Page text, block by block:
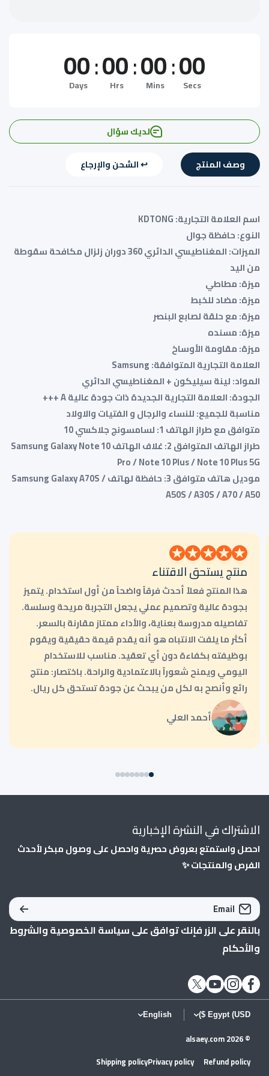
00:00:00:00
Days Hrs Mins Secs
لديك سؤال
وصف المنتج ↩️ الشحن والإرجاع
اسم العلامة التجارية: KDTONG
النوع: حافظة جوال
الميزات: المغناطيسي الدائري 360 دوران زلزال مكافحة سقوطة
من اليد
ميزة: مطاطي
ميزة: مضاد للخبط
ميزة: مع حلقة لصابع البنصر
ميزة: مسنده
ميزة: مقاومة الأوساخ
العلامة التجارية المتوافقة: Samsung
المواد: لينة سيليكون + المغناطيسي الدائري
الجودة: العلامة التجارية الجديدة ذات جودة عالية A +++
مناسبة للجميع: للنساء والرجال و الفتيات والاولاد
متوافق مع طراز الهاتف 1: لسامسونج جلاكسي 10
طراز الهاتف المتوافق 2: غلاف الهاتف Samsung Galaxy Note 10
Pro / Note 10 Plus / Note 10 Plus 5G
موديل هاتف متوافق 3: حافظة لهاتف Samsung Galaxy A70S /
A50S / A30S / A70 / A50
منتج يستحق الاقتناء
هذا المنتج فعلاً أحدث فرقاً واضحاً من أول استخدام. يتميز
بجودة عالية وتصميم عملي يجعل التجربة مريحة وسلسة.
تفاصيله مدروسة بعناية، والأداء ممتاز مقارنة بالسعر.
أكثر ما يلفت الانتباه هو أنه يقدم قيمة حقيقية ويقوم
بوظيفته بكفاءة دون أي تعقيد. مناسب للاستخدام
اليومي ويمنح شعوراً بالاعتمادية والراحة. باختصار: منتج
رائع وأنصح به لكل من يبحث عن جودة تستحق كل ريال.
أحمد العلي
الاشتراك في النشرة الإخبارية
احصل واستمتع بعروض حصرية واحصل على وصول مبكر لأحدث
الفرص والمنتجات ✨
Email
بالنقر على الزر فإنك توافق علىسياسة الخصوصيةوالشروط
والأحكام
Egypt (USD $)
English
© 2026
alsaey.com
Refund policy
Privacy policy
Shipping policy